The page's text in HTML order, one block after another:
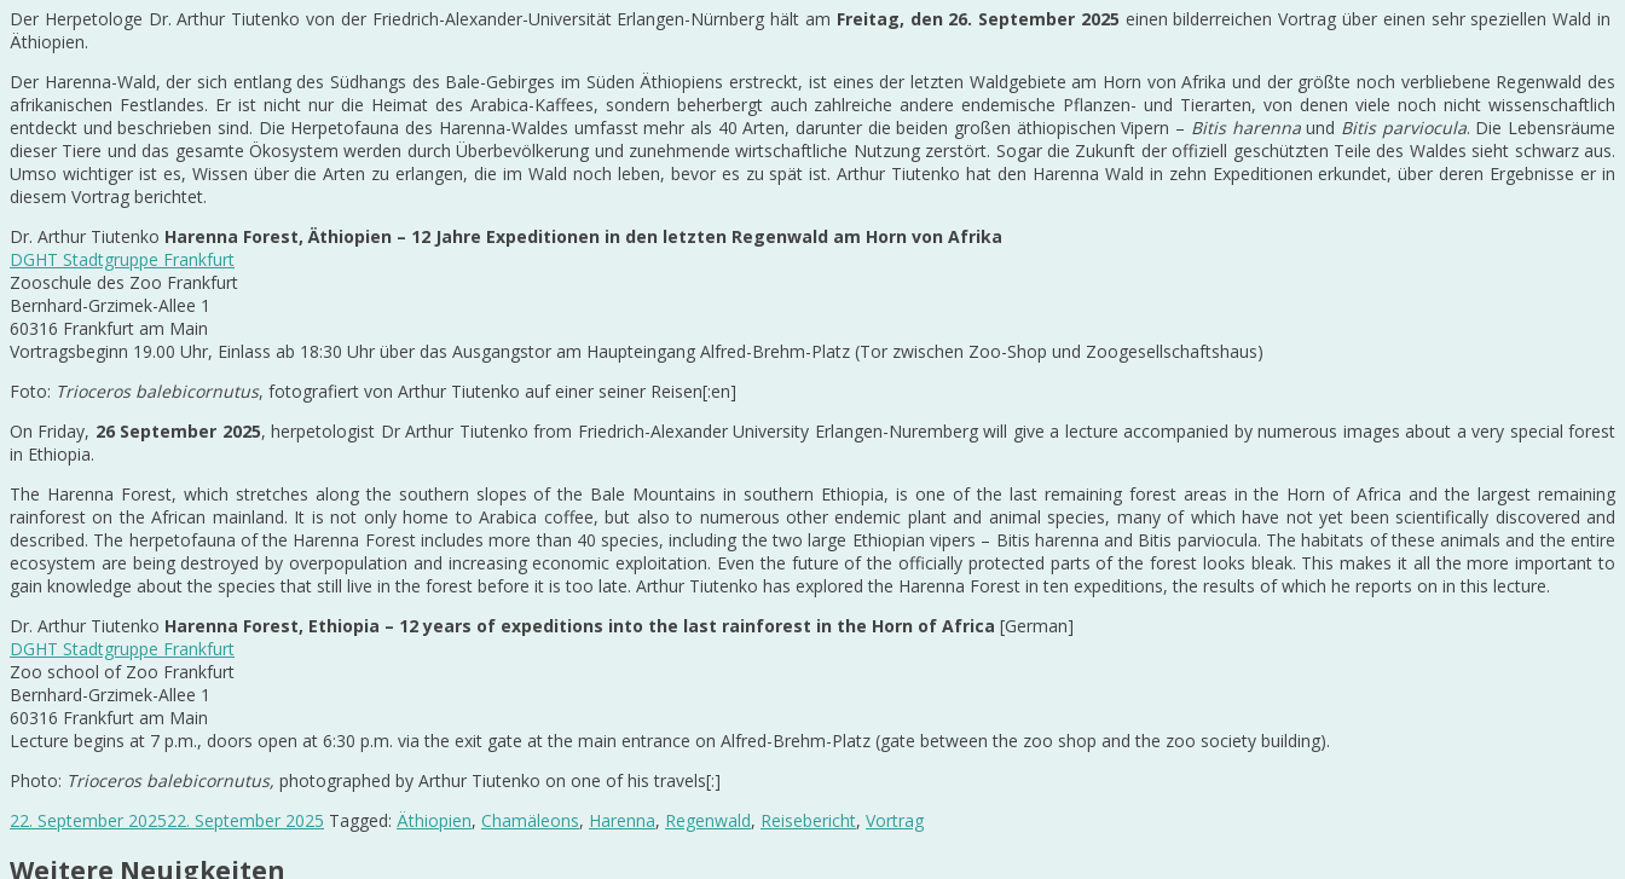
Der Herpetologe Dr. Arthur Tiutenko von der Friedrich-Alexander-Universität Erlangen-Nürnberg hält am Freitag, den 26. September 2025 einen bilderreichen Vortrag über einen sehr speziellen Wald in
Äthiopien.
Der Harenna-Wald, der sich entlang des Südhangs des Bale-Gebirges im Süden Äthiopiens erstreckt, ist eines der letzten Waldgebiete am Horn von Afrika und der größte noch verbliebene Regenwald des
afrikanischen Festlandes. Er ist nicht nur die Heimat des Arabica-Kaffees, sondern beherbergt auch zahlreiche andere endemische Pflanzen- und Tierarten, von denen viele noch nicht wissenschaftlich
entdeckt und beschrieben sind. Die Herpetofauna des Harenna-Waldes umfasst mehr als 40 Arten, darunter die beiden großen äthiopischen Vipern – Bitis harennaund Bitis parviocula. Die Lebensräume
dieser Tiere und das gesamte Ökosystem werden durch Überbevölkerung und zunehmende wirtschaftliche Nutzung zerstört. Sogar die Zukunft der offiziell geschützten Teile des Waldes sieht schwarz aus.
Umso wichtiger ist es, Wissen über die Arten zu erlangen, die im Wald noch leben, bevor es zu spät ist. Arthur Tiutenko hat den Harenna Wald in zehn Expeditionen erkundet, über deren Ergebnisse er in
diesem Vortrag berichtet.
Dr. Arthur Tiutenko Harenna Forest, Äthiopien – 12 Jahre Expeditionen in den letzten Regenwald am Horn von Afrika
DGHT Stadtgruppe Frankfurt
Zooschule des Zoo Frankfurt
Bernhard-Grzimek-Allee 1
60316 Frankfurt am Main
Vortragsbeginn 19.00 Uhr, Einlass ab 18:30 Uhr über das Ausgangstor am Haupteingang Alfred-Brehm-Platz (Tor zwischen Zoo-Shop und Zoogesellschaftshaus)
Foto: Trioceros balebicornutus, fotografiert von Arthur Tiutenko auf einer seiner Reisen[:en]
On Friday, 26 September 2025, herpetologist Dr Arthur Tiutenko from Friedrich-Alexander University Erlangen-Nuremberg will give a lecture accompanied by numerous images about a very special forest
in Ethiopia.
The Harenna Forest, which stretches along the southern slopes of the Bale Mountains in southern Ethiopia, is one of the last remaining forest areas in the Horn of Africa and the largest remaining
rainforest on the African mainland. It is not only home to Arabica coffee, but also to numerous other endemic plant and animal species, many of which have not yet been scientifically discovered and
described. The herpetofauna of the Harenna Forest includes more than 40 species, including the two large Ethiopian vipers – Bitis harenna and Bitis parviocula. The habitats of these animals and the entire
ecosystem are being destroyed by overpopulation and increasing economic exploitation. Even the future of the officially protected parts of the forest looks bleak. This makes it all the more important to
gain knowledge about the species that still live in the forest before it is too late. Arthur Tiutenko has explored the Harenna Forest in ten expeditions, the results of which he reports on in this lecture.
Dr. Arthur Tiutenko Harenna Forest, Ethiopia – 12 years of expeditions into the last rainforest in the Horn of Africa [German]
DGHT Stadtgruppe Frankfurt
Zoo school of Zoo Frankfurt
Bernhard-Grzimek-Allee 1
60316 Frankfurt am Main
Lecture begins at 7 p.m., doors open at 6:30 p.m. via the exit gate at the main entrance on Alfred-Brehm-Platz (gate between the zoo shop and the zoo society building).
Photo: Trioceros balebicornutus, photographed by Arthur Tiutenko on one of his travels[:]
22. September 202522. September 2025 Tagged: Äthiopien, Chamäleons, Harenna, Regenwald, Reisebericht, Vortrag
Weitere Neuigkeiten